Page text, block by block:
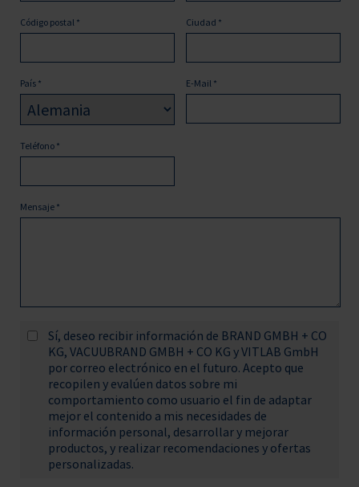
Código postal * Ciudad *
País * E-Mail *
Teléfono *
Mensaje *
Sí, deseo recibir información de BRAND GMBH + CO
KG, VACUUBRAND GMBH + CO KG y VITLAB GmbH
por correo electrónico en el futuro. Acepto que
recopilen y evalúen datos sobre mi
comportamiento como usuario el fin de adaptar
mejor el contenido a mis necesidades de
información personal, desarrollar y mejorar
productos, y realizar recomendaciones y ofertas
personalizadas.